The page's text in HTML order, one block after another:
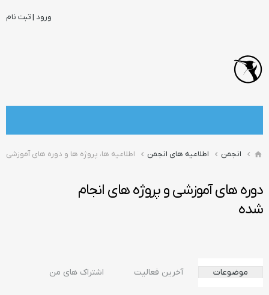
ورود | ثبت نام
انجمن اطلاعیه های انجمن اطلاعیه ها، پروژه ها و دوره های آموزشی
دوره های آموزشی و پروژه های انجام
شده
موضوعات آخرین فعالیت اشتراک های من